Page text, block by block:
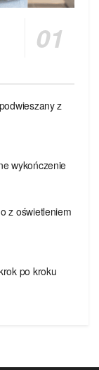
z
wykończenie
z oświetleniem
po kroku